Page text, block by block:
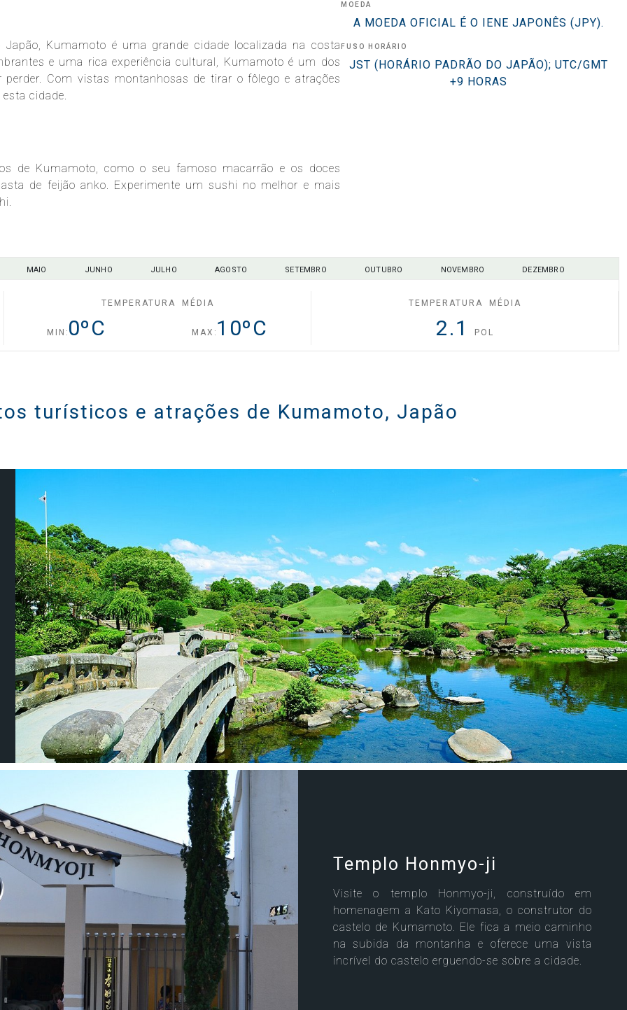
Kumamoto é uma grande cidade localizada na costa
e uma rica experiência cultural, Kumamoto é um dos
Com vistas montanhosas de tirar o fôlego e atrações
cidade.
de Kumamoto, como o seu famoso macarrão e os doces
de feijão anko. Experimente um sushi no melhor e mais
MOEDA
A MOEDA OFICIAL É O IENE JAPONÊS (JPY).
FUSO HORÁRIO
JST (HORÁRIO PADRÃO DO JAPÃO); UTC/GMT
+9 HORAS
MAIO JUNHO JULHO AGOSTO SETEMBRO OUTUBRO NOVEMBRO DEZEMBRO
TEMPERATURA MÉDIA
MIN: 0ºC MAX: 10ºC
TEMPERATURA MÉDIA
2.1 POL
turísticos e atrações de Kumamoto, Japão
Templo Honmyo-ji
Visite o templo Honmyo-ji, construído em
homenagem a Kato Kiyomasa, o construtor do
castelo de Kumamoto. Ele fica a meio caminho
na subida da montanha e oferece uma vista
incrível do castelo erguendo-se sobre a cidade.